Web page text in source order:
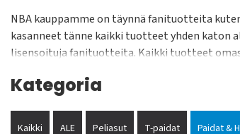
NBA kauppamme on täynnä fanituotteita
kasanneet tänne kaikki tuotteet yhden katon
lisensoituja fanituotteita. Kaikki tuotteet
Kategoria
Kaikki ALE Peliasut T-paidat Paidat &